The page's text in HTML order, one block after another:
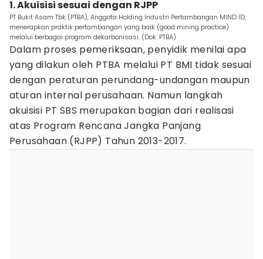
1. Akuisisi sesuai dengan RJPP
PT Bukit Asam Tbk (PTBA), Anggota Holding Industri Pertambangan MIND ID,
menerapkan praktik pertambangan yang baik (good mining practice)
melalui berbagai program dekarbonisasi. (Dok. PTBA)
Dalam proses pemeriksaan, penyidik menilai apa
yang dilakun oleh PTBA melalui PT BMI tidak sesuai
dengan peraturan perundang-undangan maupun
aturan internal perusahaan. Namun langkah
akuisisi PT SBS merupakan bagian dari realisasi
atas Program Rencana Jangka Panjang
Perusahaan (RJPP) Tahun 2013-2017.